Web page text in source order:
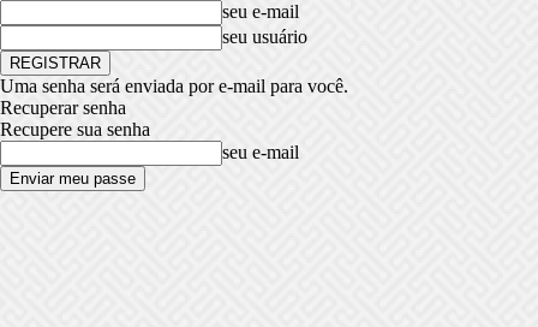
seu e-mail
seu usuário
Uma senha será enviada por e-mail para você.
Recuperar senha
Recupere sua senha
seu e-mail